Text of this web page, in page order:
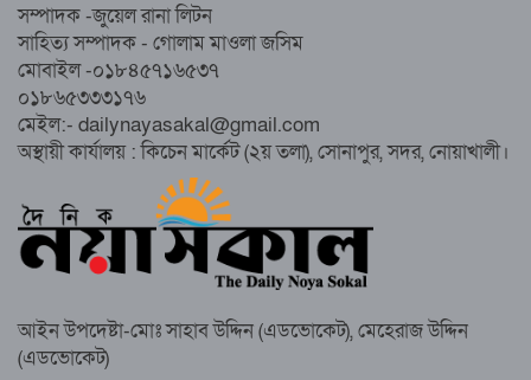
নোয়াখালীতে ইসলামী মহাসমাবেশের প্রস্তুতি
সম্পন্ন, অংশ নেবেন লক্ষাধিক মানুষ
নোয়াখালীতে ইসলামী ছাত্রশিবিরের ‘অদম্য
জুলাই’ মিছিল
সুবর্ণচরে মায়ের অভিযোগে সাবেক ভাইস
চেয়ারম্যান গ্রেপ্তার
সম্পাদক -জুয়েল রানা লিটন
সাহিত্য সম্পাদক - গোলাম মাওলা জসিম
মোবাইল -০১৮৪৫৭১৬৫৩৭
০১৮৬৫৩৩৩১৭৬
মেইল:- dailynayasakal@gmail.com
অস্থায়ী কার্যালয় : কিচেন মার্কেট (২য় তলা), সোনাপুর, সদর, নোয়াখালী।
আইন উপদেষ্টা-মোঃ সাহাব উদ্দিন (এডভোকেট), মেহেরাজ উদ্দিন
(এডভোকেট)